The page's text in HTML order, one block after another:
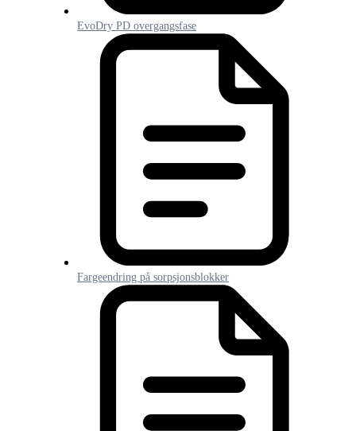
EvoDry PD overgangsfase
Fargeendring på sorpsjonsblokker